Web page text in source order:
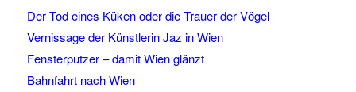
Der Tod eines Küken oder die Trauer der Vögel
Vernissage der Künstlerin Jaz in Wien
Fensterputzer – damit Wien glänzt
Bahnfahrt nach Wien